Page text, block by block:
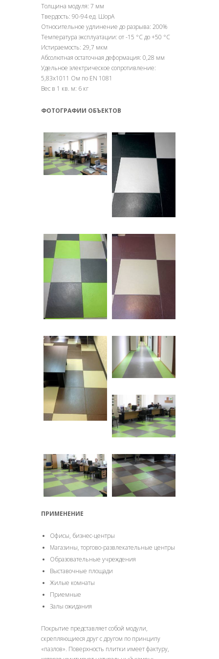
Толщина модуля: 7 мм
Твердость: 90-94 ед. ШорА
Относительное удлинение до разрыва: 200%
Температура эксплуатации: от -15 °С до +50 °С
Истираемость: 29,7 мкм
Абсолютная остаточная деформация: 0,28 мм
Удельное электрическое сопротивление:
5,83х1011 Ом по EN 1081
Вес в 1 кв. м: 6 кг
ФОТОГРАФИИ ОБЪЕКТОВ
ПРИМЕНЕНИЕ
Офисы, бизнес-центры
Магазины, торгово-развлекательные центры
Образовательные учреждения
Выставочные площади
Жилые комнаты
Приемные
Залы ожидания
Покрытие представляет собой модули,
скрепляющиеся друг с другом по принципу
«пазлов». Поверхность плитки имеет фактуру,